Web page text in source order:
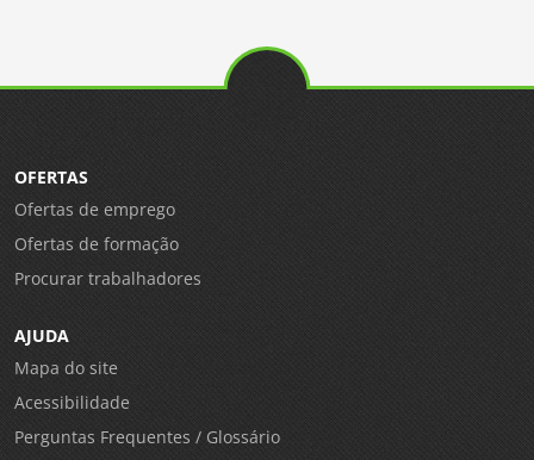
OFERTAS
Ofertas de emprego
Ofertas de formação
Procurar trabalhadores
AJUDA
Mapa do site
Acessibilidade
Perguntas Frequentes / Glossário